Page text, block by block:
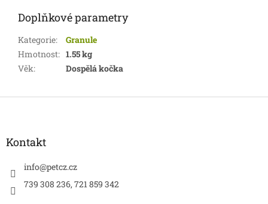
Doplňkové parametry
Kategorie:
Granule
Hmotnost: 1.55 kg
Věk: Dospělá kočka
Kontakt
info@petcz.cz
739 308 236, 721 859 342